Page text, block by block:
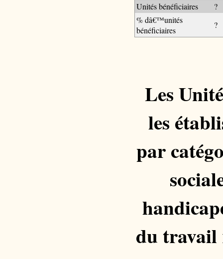
Unités bénéficiaires
?
% dâ€™unités
bénéficiaires
?
Les
les
par
du